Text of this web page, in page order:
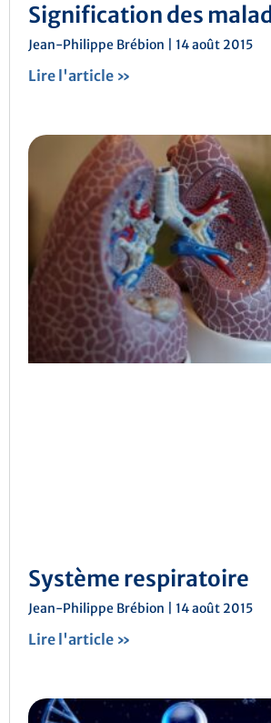
Signification des
Jean-Philippe Brébion 14 août 2015
Lire l'article »
Système respiratoire
Jean-Philippe Brébion 14 août 2015
Lire l'article »